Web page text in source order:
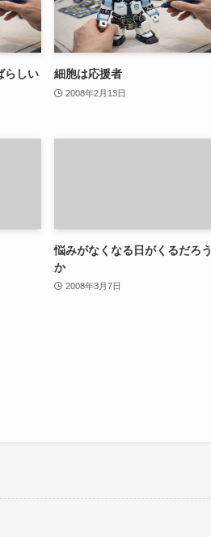
らしい
細胞は応援者
2008年2月13日
悩みがなくなる日がくるだろう
か
2008年3月7日